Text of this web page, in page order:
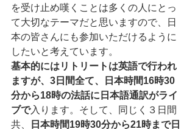
を受け止め嘆くことは多くの人にとっ
て大切なテーマだと思いますので、日
本の皆さんにも参加いただけるように
したいと考えています。
基本的にはリトリートは英語で行われ
ますが、3日間全て、日本時間16時30
分から18時の法話に日本語通訳がライ
ブで入ります。そして、同じく３日間
共、
日本時間19時30分から21時まで日